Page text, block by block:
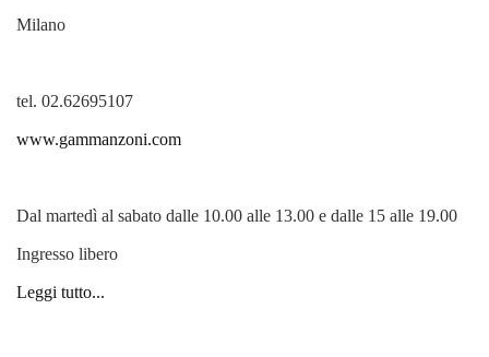
Milano
tel. 02.62695107
www.gammanzoni.com
Dal martedì al sabato dalle 10.00 alle 13.00 e dalle 15 alle 19.00
Ingresso libero
Leggi tutto...